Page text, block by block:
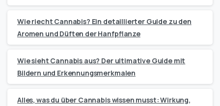
Wie riecht Cannabis? Ein detaillierter Guide zu den
Aromen und Düften der Hanfpflanze
Wie sieht Cannabis aus? Der ultimative Guide mit
Bildern und Erkennungsmerkmalen
Alles, was du über Cannabis wissen musst: Wirkung,